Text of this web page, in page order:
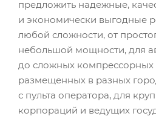
предложить надежные,
и экономически выгодные
любой сложности, от
небольшой мощности, для
до сложных компрессорных
размещенных в разных
с пульта оператора, для
корпораций и ведущих